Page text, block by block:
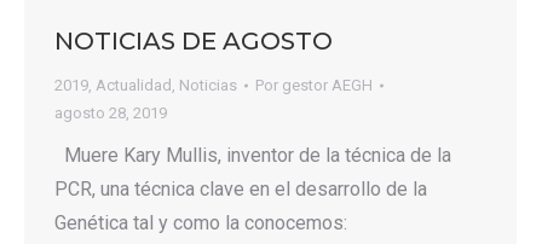
NOTICIAS DE AGOSTO
2019, Actualidad , Noticias Por gestor AEGH
agosto 28, 2019
Muere Kary Mullis, inventor de la técnica de la
PCR, una técnica clave en el desarrollo de la
Genética tal y como la conocemos: